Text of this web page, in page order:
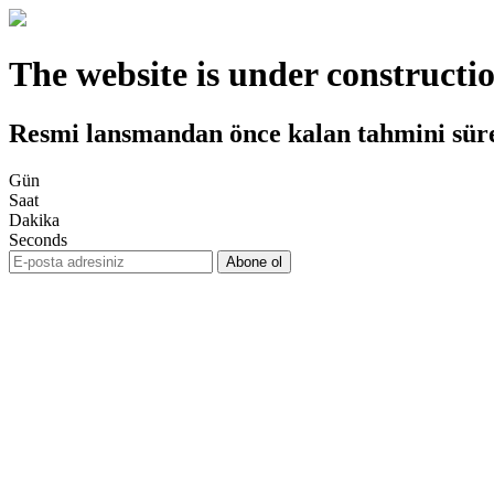
The website is under
Resmi lansmandan önce kalan tahmini
Gün
Saat
Dakika
Seconds